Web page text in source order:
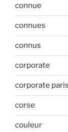
connue
connues
connus
corporate
corporate paris
corse
couleur